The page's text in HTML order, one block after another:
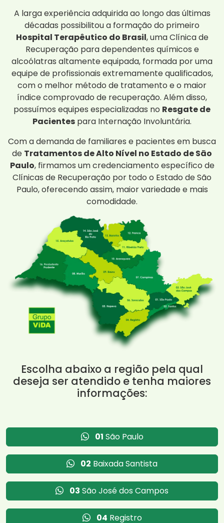
A larga experiência adquirida ao longo das últimas
décadas possibilitou a formação do primeiro
Hospital Terapêutico do Brasil, uma Clínica de
Recuperação para dependentes químicos e
alcoólatras altamente equipada, formada por uma
equipe de profissionais extremamente qualificados,
com o melhor método de tratamento e o maior
índice comprovado de recuperação. Além disso,
possuímos equipes especializadas no Resgate de
Pacientes para Internação Involuntária.
Com a demanda de familiares e pacientes em busca
de Tratamentos de Alto Nível no Estado de São
Paulo, firmamos um credenciamento específico de
Clínicas de Recuperação por todo o Estado de São
Paulo, oferecendo assim, maior variedade e mais
comodidade.
Escolha abaixo a região pela qual
deseja ser atendido e tenha maiores
informações:
01 São Paulo
02 Baixada Santista
03 São José dos Campos
04 Registro